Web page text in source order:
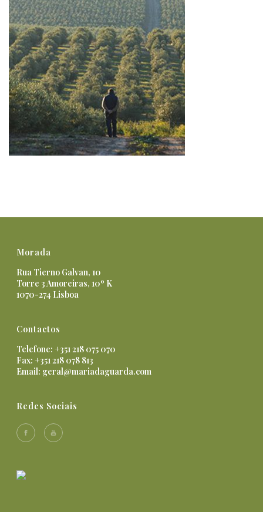
Morada
Rua Tierno Galvan, 10
Torre 3 Amoreiras, 10º K
1070-274 Lisboa
Contactos
Telefone: +351 218 075 070
Fax: +351 218 078 813
Email: geral@mariadaguarda.com
Redes Sociais